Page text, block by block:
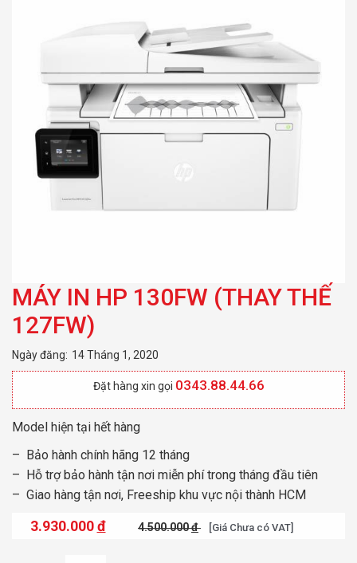
MÁY IN HP 130FW (THAY THẾ
127FW)
Ngày đăng: 14 Tháng 1, 2020
Đặt hàng xin gọi 0343.88.44.66
Model hiện tại hết hàng
– Bảo hành chính hãng 12 tháng
– Hỗ trợ bảo hành tận nơi miễn phí trong tháng đầu tiên
– Giao hàng tận nơi, Freeship khu vực nội thành HCM
3.930.000đ 4.500.000đ [Giá Chưa có VAT]